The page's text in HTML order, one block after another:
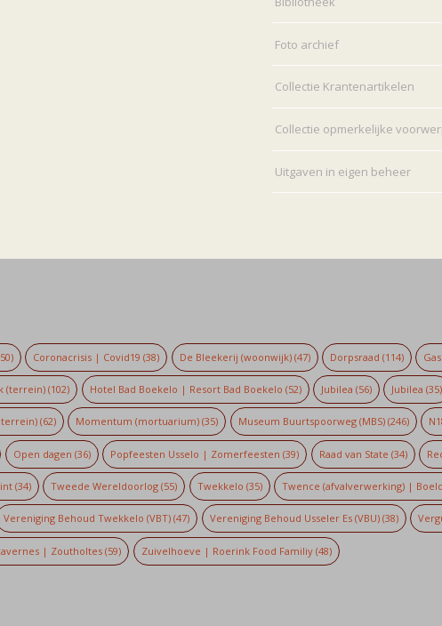
Foto archief
Collectie Krantenartikelen
Collectie opmerkelijke
Uitgaven in eigen beheer
Coronacrisis | Covid19 (38) De Bleekerij (woonwijk)(47) Dorpsraad (114)
(terrein) (102) Hotel Bad Boekelo | Resort Bad Boekelo (52) Jubilea (56) Jubilea (35)
(62) Momentum (mortuarium) (35) Museum Buurtspoorweg (MBS)(246)
Open dagen (36) Popfeesten Usselo | Zomerfeesten (39) Raad van State (34)
(34) Tweede Wereldoorlog (55) Twekkelo (35) Twence (afvalverwerking) |
Vereniging Behoud Twekkelo (VBT) (47) Vereniging Behoud Usseler Es (VBU)(38)
| Zoutholtes (59) Zuivelhoeve | Roerink Food Familiy(48)